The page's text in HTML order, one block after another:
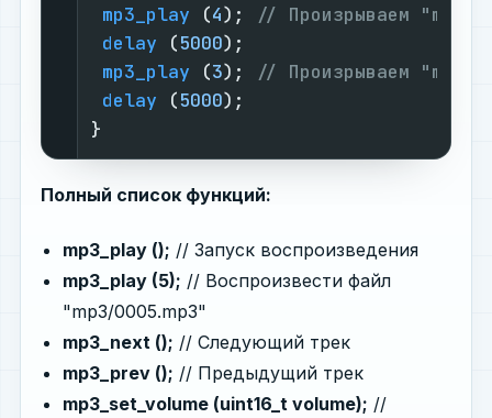
mp3_play (4);
// Произрываем "mp3/
delay (5000);
mp3_play (3);
// Произрываем "mp3/
delay (5000);
}
Полный список функций:
mp3_play (); // Запуск воспроизведения
mp3_play (5); // Воспроизвести файл
"mp3/0005.mp3"
mp3_next (); // Следующий трек
mp3_prev (); // Предыдущий трек
mp3_set_volume (uint16_t volume); //